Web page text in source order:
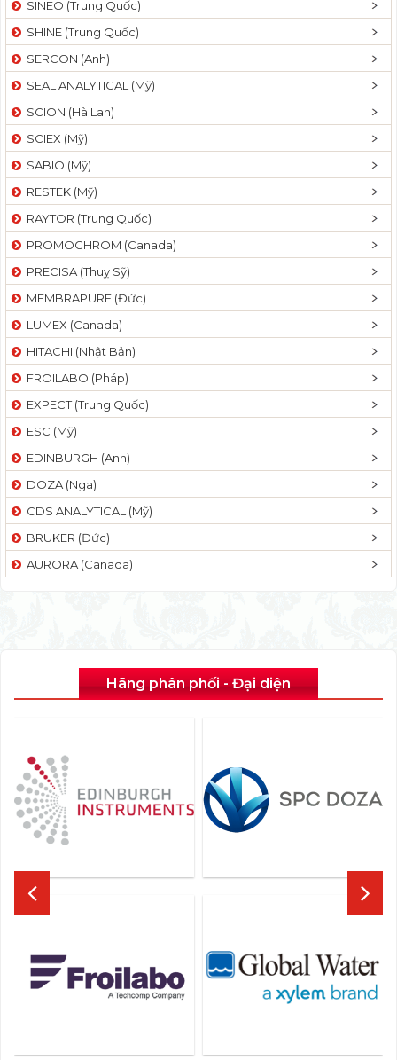
SINEO (Trung Quốc)
SHINE (Trung Quốc)
SERCON (Anh)
SEAL ANALYTICAL (Mỹ)
SCION (Hà Lan)
SCIEX (Mỹ)
SABIO (Mỹ)
RESTEK (Mỹ)
RAYTOR (Trung Quốc)
PROMOCHROM (Canada)
PRECISA (Thuỵ Sỹ)
MEMBRAPURE (Đức)
LUMEX (Canada)
HITACHI (Nhật Bản)
FROILABO (Pháp)
EXPECT (Trung Quốc)
ESC (Mỹ)
EDINBURGH (Anh)
DOZA (Nga)
CDS ANALYTICAL (Mỹ)
BRUKER (Đức)
AURORA (Canada)
Hãng phân phối - Đại diện